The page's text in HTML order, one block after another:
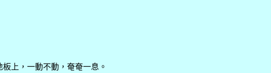
上，一動不動，奄奄一息。